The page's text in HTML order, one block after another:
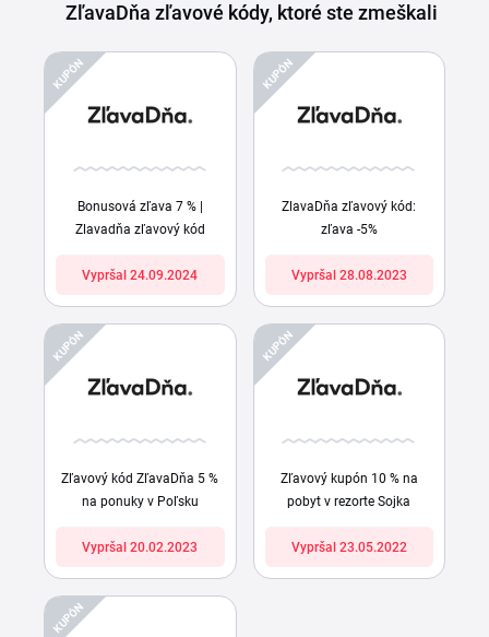
ZľavaDňa zľavové kódy, ktoré ste zmeškali
KUPÓN
Bonusová zľava 7 % |
Zlavadňa zľavový kód
Vypršal 24.09.2024
KUPÓN
ZlavaDňa zľavový kód:
zľava -5%
Vypršal 28.08.2023
KUPÓN
Zľavový kód ZľavaDňa 5 %
na ponuky v Poľsku
Vypršal 20.02.2023
KUPÓN
Zľavový kupón 10 % na
pobyt v rezorte Sojka
Vypršal 23.05.2022
KUPÓN